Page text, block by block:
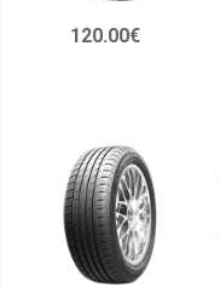
120.00€